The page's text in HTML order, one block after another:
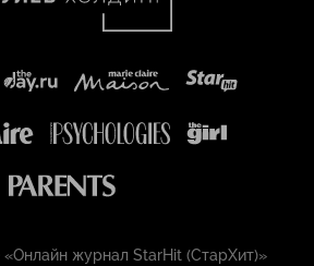
«Онлайн журнал StarHit (СтарХит)»